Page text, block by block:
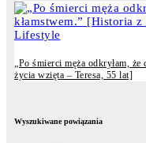
Lifestyle
„Po śmierci męża odkryłam, że
życia wzięta – Teresa, 55 lat]
Wyszukiwane powiązania